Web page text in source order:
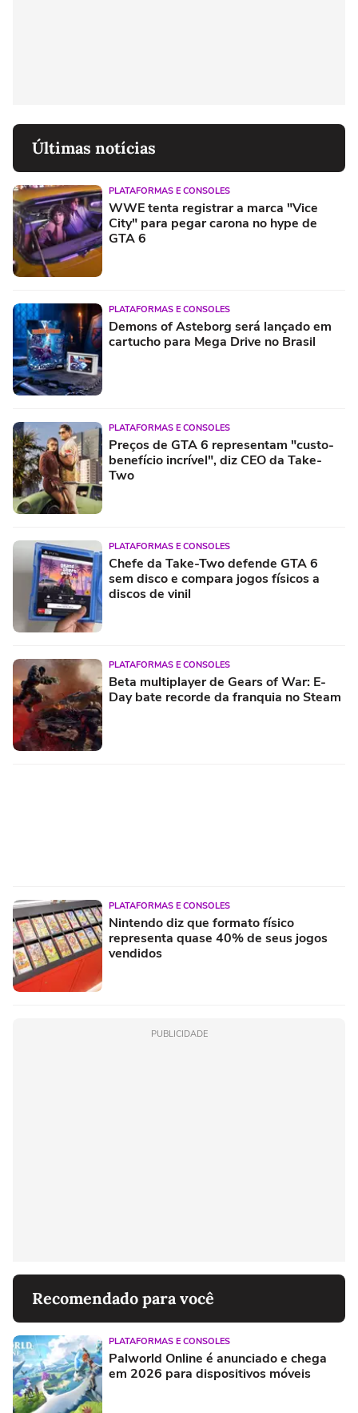
Últimas notícias
PLATAFORMAS E CONSOLES
WWE tenta registrar a marca "Vice
City" para pegar carona no hype de
GTA 6
PLATAFORMAS E CONSOLES
Demons of Asteborg será lançado em
cartucho para Mega Drive no Brasil
PLATAFORMAS E CONSOLES
Preços de GTA 6 representam "custo-
benefício incrível", diz CEO da Take-
Two
PLATAFORMAS E CONSOLES
Chefe da Take-Two defende GTA 6
sem disco e compara jogos físicos a
discos de vinil
PLATAFORMAS E CONSOLES
Beta multiplayer de Gears of War: E-
Day bate recorde da franquia no Steam
PLATAFORMAS E CONSOLES
Nintendo diz que formato físico
representa quase 40% de seus jogos
vendidos
PUBLICIDADE
Recomendado para você
PLATAFORMAS E CONSOLES
Palworld Online é anunciado e chega
em 2026 para dispositivos móveis